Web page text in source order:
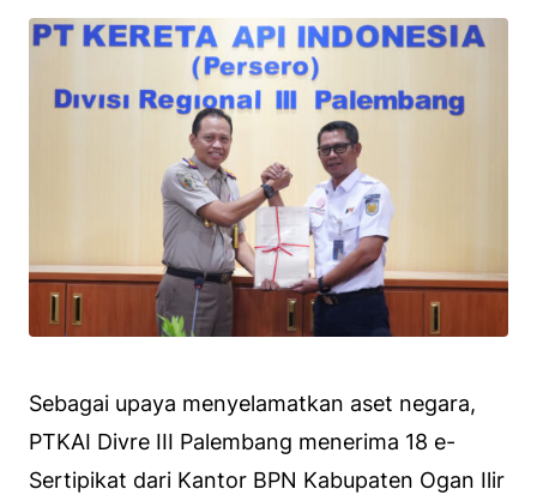
Sebagai upaya menyelamatkan aset negara,
PTKAI Divre III Palembang menerima 18 e-
Sertipikat dari Kantor BPN Kabupaten Ogan Ilir